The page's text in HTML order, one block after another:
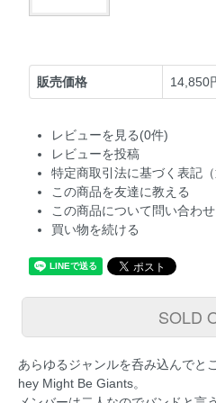
販売価格 14,850
レビューを見る(0件)
レビューを投稿
特定商取引法に基づく表記（
この商品を友達に教える
この商品について問い合わせ
買い物を続ける
SOLD
あらゆるジャンルを呑み込んでと
hey Might Be Giants。